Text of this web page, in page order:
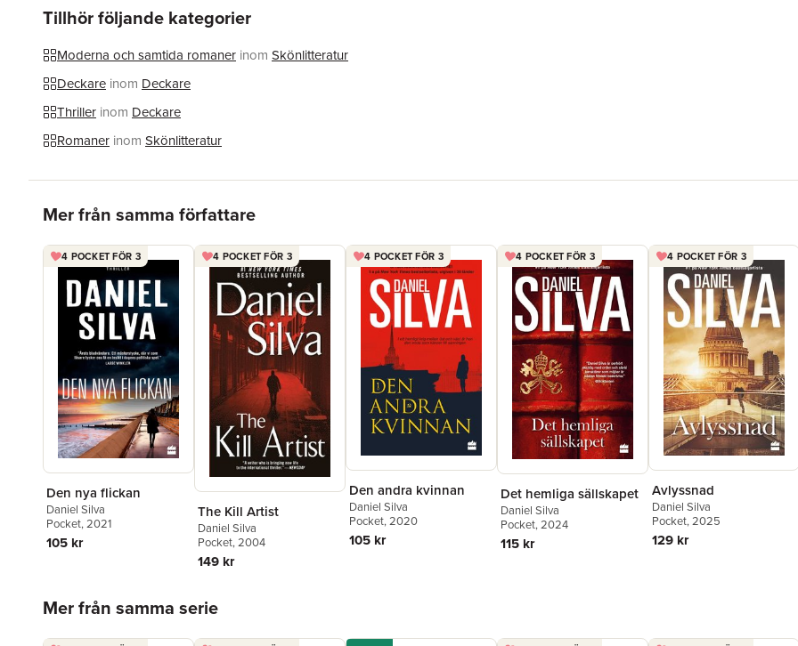
Tillhör följande kategorier
Moderna och samtida romaner inom Skönlitteratur
Deckare inom Deckare
Thriller inom Deckare
Romaner inom Skönlitteratur
Mer från samma författare
4 POCKET FÖR 3
Den nya flickan
Daniel Silva
Pocket, 2021
105 kr
4 POCKET FÖR 3
The Kill Artist
Daniel Silva
Pocket, 2004
149 kr
4 POCKET FÖR 3
Den andra kvinnan
Daniel Silva
Pocket, 2020
105 kr
4 POCKET FÖR 3
Det hemliga sällskapet
Daniel Silva
Pocket, 2024
115 kr
4 POCKET FÖR 3
Avlyssnad
Daniel Silva
Pocket, 2025
129 kr
Mer från samma serie